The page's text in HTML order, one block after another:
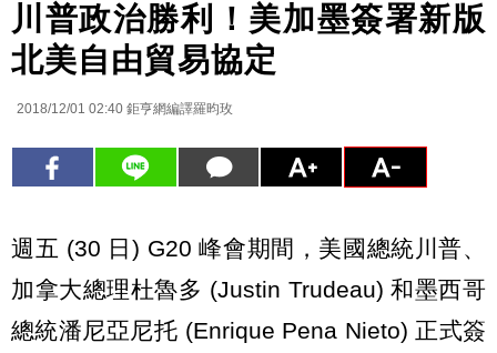
川普政治勝利！美加墨簽署新版
北美自由貿易協定
2018/12/01 02:40 鉅亨網編譯羅昀玫
週五 (30 日) G20 峰會期間，美國總統川普、
加拿大總理杜魯多 (Justin Trudeau) 和墨西哥
總統潘尼亞尼托 (Enrique Pena Nieto) 正式簽